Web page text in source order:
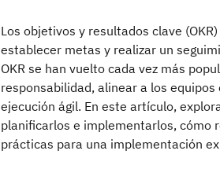
Los objetivos y resultados clave
establecer metas y realizar un
OKR se han vuelto cada vez más
responsabilidad, alinear a los
ejecución ágil. En este artículo,
planificarlos e implementarlos, cómo
prácticas para una implementación